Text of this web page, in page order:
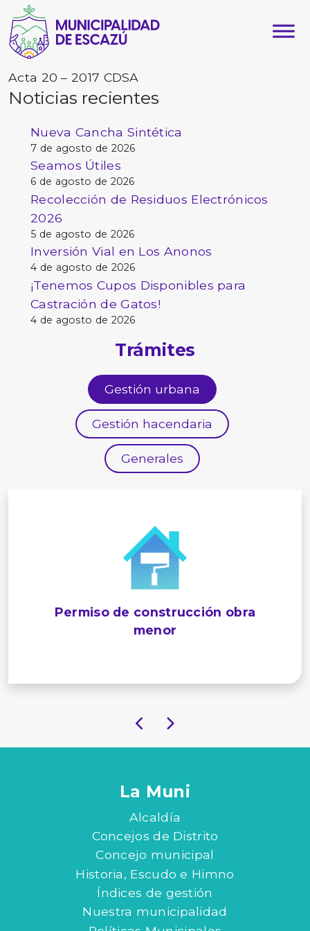
Acta 20 – 2017 CDSA
Noticias recientes
Nueva Cancha Sintética
7 de agosto de 2026
Seamos Útiles
6 de agosto de 2026
Recolección de Residuos Electrónicos
2026
5 de agosto de 2026
Inversión Vial en Los Anonos
4 de agosto de 2026
¡Tenemos Cupos Disponibles para
Castración de Gatos!
4 de agosto de 2026
Trámites
Gestión urbana
Gestión hacendaria
Generales
Permiso de construcción obra
menor
La Muni
Alcaldía
Concejos de Distrito
Concejo municipal
Historia, Escudo e Himno
Índices de gestión
Nuestra municipalidad